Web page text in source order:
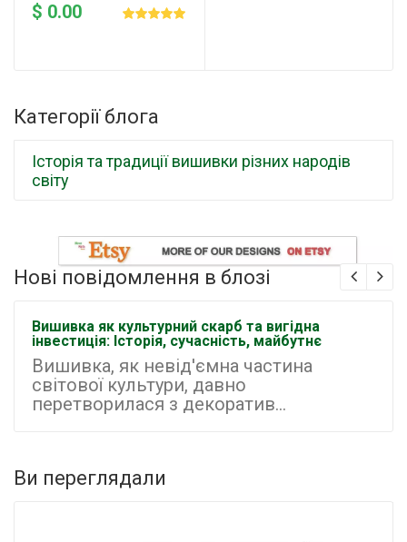
$ 0.00
Категорії блога
Історія та традиції вишивки різних народів
світу
Нові повідомлення в блозі
Вишивка як культурний скарб та вигідна
інвестиція: Історія, сучасність, майбутнє
Вишивка, як невід'ємна частина
світової культури, давно
перетворилася з декоратив...
Ви переглядали